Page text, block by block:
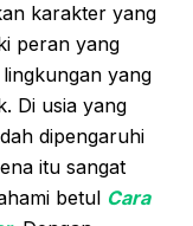
karakter yang
peran yang
yang
Di usia yang
dipengaruhi
itu sangat
betul Cara